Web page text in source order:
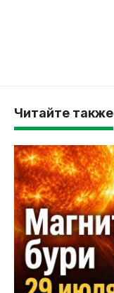
Читайте также